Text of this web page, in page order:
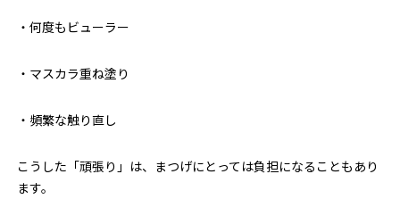
・何度もビューラー
・マスカラ重ね塗り
・頻繁な触り直し
こうした「頑張り」は、まつげにとっては負担になることもあり
ます。